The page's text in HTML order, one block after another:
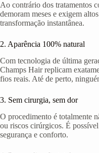
Ao contrário dos tratamentos
demoram meses e exigem
transformação instantânea.
2. Aparência 100% natural
Com tecnologia de última
Champs Hair replicam
fios reais. Até de perto,
3. Sem cirurgia, sem dor
O procedimento é totalmente
ou riscos cirúrgicos. É
segurança e conforto.